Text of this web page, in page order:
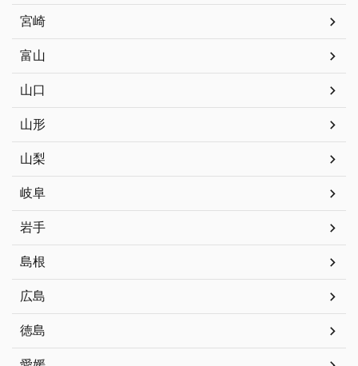
宮崎
富山
山口
山形
山梨
岐阜
岩手
島根
広島
徳島